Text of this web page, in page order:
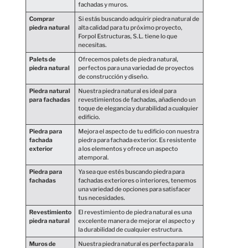
fachadas y muros.
Comprar
piedra natural
Si estás buscando adquirir piedra natural de
alta calidad para tu próximo proyecto,
Forpol Estructuras, S.L. tiene lo que
necesitas.
Palets de
piedra natural
Ofrecemos palets de piedra natural,
perfectos para una variedad de proyectos
de construcción y diseño.
Piedra natural
para fachadas
Nuestra piedra natural es ideal para
revestimientos de fachadas, añadiendo un
toque de elegancia y durabilidad a cualquier
edificio.
Piedra para
fachada
exterior
Mejora el aspecto de tu edificio con nuestra
piedra para fachada exterior. Es resistente
a los elementos y ofrece un aspecto
atemporal.
Piedra para
fachadas
Ya sea que estés buscando piedra para
fachadas exteriores o interiores, tenemos
una variedad de opciones para satisfacer
tus necesidades.
Revestimiento
piedra natural
El revestimiento de piedra natural es una
excelente manera de mejorar el aspecto y
la durabilidad de cualquier estructura.
Muros de
Nuestra piedra natural es perfecta para la